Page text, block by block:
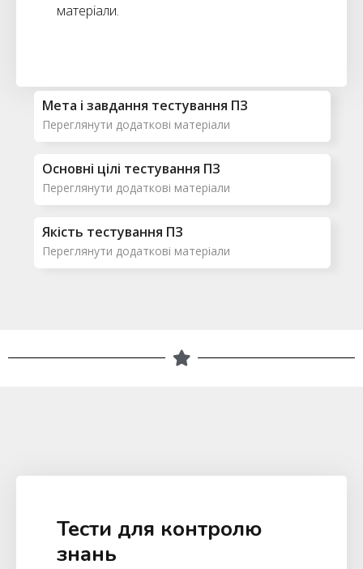
матеріали.
Мета і завдання тестування ПЗ​
Переглянути додаткові матеріали
Основні цілі тестування ПЗ
Переглянути додаткові матеріали
Якість тестування ПЗ
Переглянути додаткові матеріали
Тести для контролю
знань